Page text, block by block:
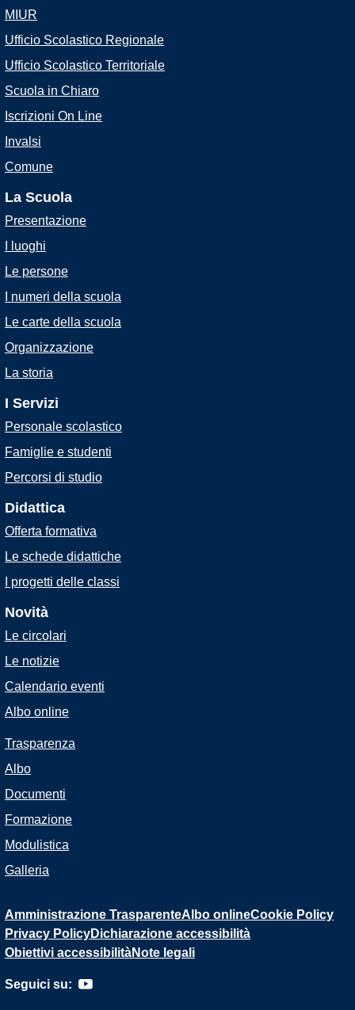
MIUR
Ufficio Scolastico Regionale
Ufficio Scolastico Territoriale
Scuola in Chiaro
Iscrizioni On Line
Invalsi
Comune
La Scuola
Presentazione
I luoghi
Le persone
I numeri della scuola
Le carte della scuola
Organizzazione
La storia
I Servizi
Personale scolastico
Famiglie e studenti
Percorsi di studio
Didattica
Offerta formativa
Le schede didattiche
I progetti delle classi
Novità
Le circolari
Le notizie
Calendario eventi
Albo online
Trasparenza
Albo
Documenti
Formazione
Modulistica
Galleria
Amministrazione TrasparenteAlbo onlineCookie Policy
Privacy PolicyDichiarazione accessibilità
Obiettivi accessibilitàNote legali
Seguici su: